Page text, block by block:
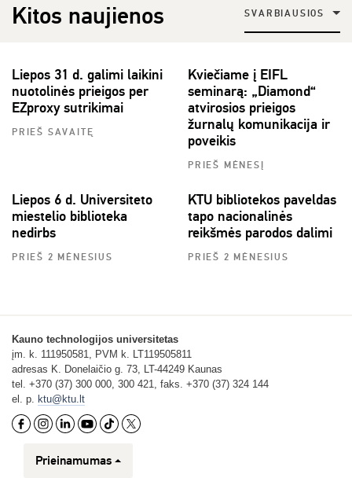
Kitos naujienos SVARBIAUSIOS
Liepos 31 d. galimi laikini
nuotolinės prieigos per
EZproxy sutrikimai
PRIEŠ SAVAITĘ
Kviečiame į EIFL
seminarą: „Diamond“
atvirosios prieigos
žurnalų komunikacija ir
poveikis
PRIEŠ MĖNESĮ
Liepos 6 d. Universiteto
miestelio biblioteka
nedirbs
PRIEŠ 2 MĖNESIUS
KTU bibliotekos paveldas
tapo nacionalinės
reikšmės parodos dalimi
PRIEŠ 2 MĖNESIUS
Kauno technologijos universitetas
įm. k. 111950581, PVM k. LT119505811
adresas K. Donelaičio g. 73, LT-44249 Kaunas
tel. +370 (37) 300 000, 300 421, faks. +370 (37) 324 144
el. p. ktu@ktu.lt
Prieinamumas